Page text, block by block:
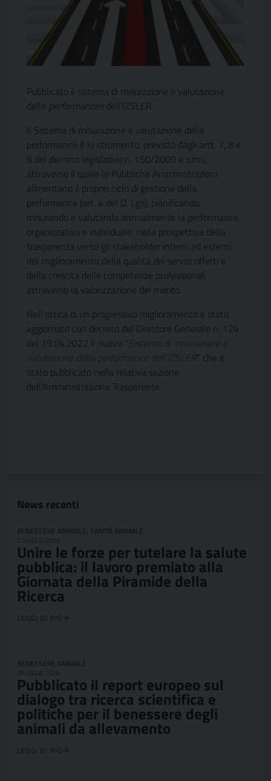
Pubblicato il sistema di misurazione e valutazione
delle performancesdell’IZSLER
Il Sistema di misurazione e valutazione della
performance è lo strumento, previsto dagli artt. 7, 8 e
9 del decreto legislativo n. 150/2009 e s.m.i.,
attraverso il quale le Pubbliche Amministrazioni
alimentano il proprio ciclo di gestione della
performance (art. 4 del D. Lgs), pianificando,
misurando e valutando annualmente la performance
organizzativa e individuale, nella prospettiva della
trasparenza verso gli stakeholder interni ed esterni,
del miglioramento della qualità dei servizi offerti e
della crescita delle competenze professionali
attraverso la valorizzazione del merito.
Nell’ottica di un progressivo miglioramento è stato
aggiornato con decreto del Direttore Generale n. 124
del 19.04.2022 il nuovo “Sistema di misurazione e
valutazione della performance dell’IZSLER” che è
stato pubblicato nella relativa sezione
dell’Amministrazione Trasparente.
News recenti
BENESSERE ANIMALE, SANITÀ ANIMALE
27 LUGLIO 2026
Unire le forze per tutelare la salute
pubblica: il lavoro premiato alla
Giornata della Piramide della
Ricerca
LEGGI DI PIÙ
BENESSERE ANIMALE
20 LUGLIO 2026
Pubblicato il report europeo sul
dialogo tra ricerca scientifica e
politiche per il benessere degli
animali da allevamento
LEGGI DI PIÙ